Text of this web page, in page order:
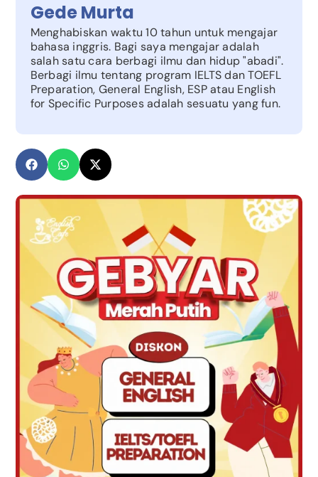
Gede Murta
Menghabiskan waktu 10 tahun untuk mengajar
bahasa inggris. Bagi saya mengajar adalah
salah satu cara berbagi ilmu dan hidup "abadi".
Berbagi ilmu tentang program IELTS dan TOEFL
Preparation, General English, ESP atau English
for Specific Purposes adalah sesuatu yang fun.